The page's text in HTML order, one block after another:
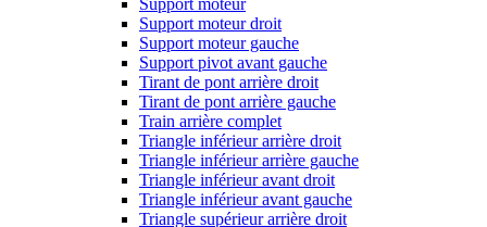
Support moteur
Support moteur droit
Support moteur gauche
Support pivot avant gauche
Tirant de pont arrière droit
Tirant de pont arrière gauche
Train arrière complet
Triangle inférieur arrière droit
Triangle inférieur arrière gauche
Triangle inférieur avant droit
Triangle inférieur avant gauche
Triangle supérieur arrière droit